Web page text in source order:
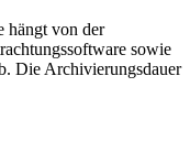
hängt von der
sowie
Die Archivierungsdauer